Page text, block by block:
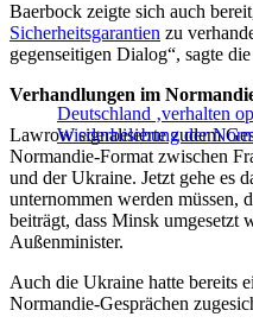
Baerbock zeigte sich auch
Sicherheitsgarantien zu
gegenseitigen Dialog“, sagte
Deutschland ‚verhalten
Wiederbelebung der
Verhandlungen im
Lawrow signalisierte zudem
Normandie-Format zwischen
und der Ukraine. Jetzt gehe es
unternommen werden müssen,
beiträgt, dass Minsk umgesetzt
Außenminister.
Auch die Ukraine hatte bereits
Normandie-Gesprächen